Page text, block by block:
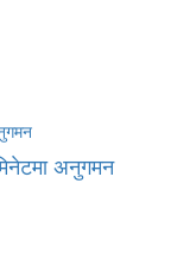
अनुगमन